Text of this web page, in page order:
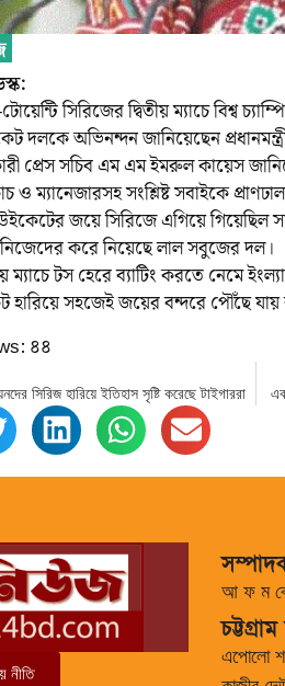
সিরিজের দ্বিতীয় ম্যাচে বিশ্ব
দলকে অভিনন্দন জানিয়েছেন
প্রেস সচিব এম এম ইমরুল কায়েস
ম্যানেজারসহ সংশ্লিষ্ট সবাইকে
জয়ে সিরিজে এগিয়ে গিয়েছিল
করে নিয়েছে লাল সবুজের দল।
ম্যাচে টস হেরে ব্যাটিং করতে নেমে
সহজেই জয়ের বন্দরে পৌঁছে যায়
৪৪
সিরিজ হারিয়ে ইতিহাস সৃষ্টি করেছে টাইগাররা
নীতি
আ ফ ম
এপোলো